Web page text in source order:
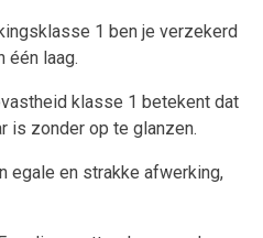
1 ben je verzekerd
één laag.
klasse 1 betekent dat
is zonder op te glanzen.
egale en strakke afwerking,